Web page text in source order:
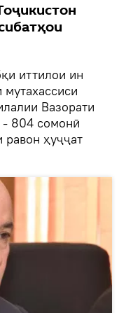
иттилои ин
Вазорати
804 сомонӣ
ҳуҷҷат